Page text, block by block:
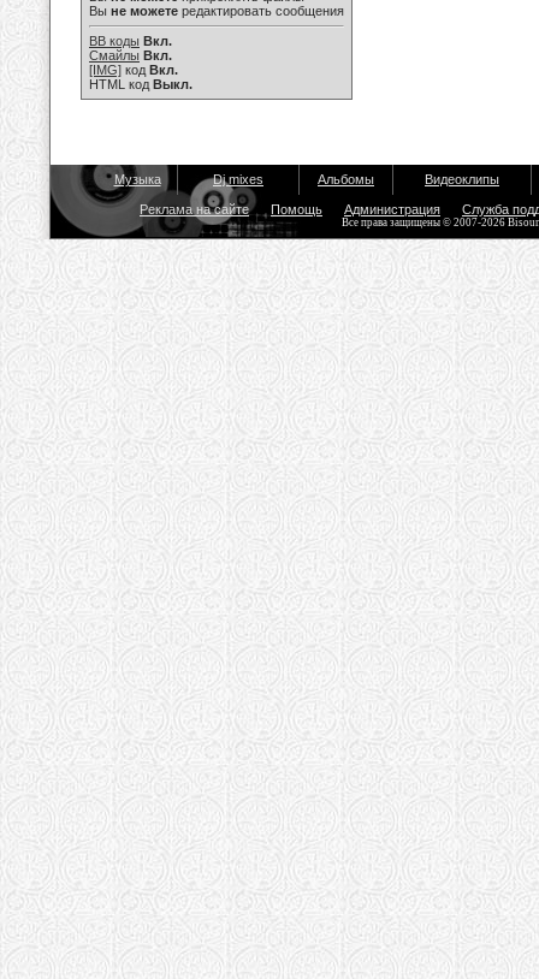
Вы не можете редактировать сообщения
BB коды Вкл.
Смайлы Вкл.
[IMG] код Вкл.
HTML код Выкл.
Музыка Dj mixes Альбомы Видеоклипы
Реклама на сайте Помощь Администрация Служба
Все права защищены © 2007-2026